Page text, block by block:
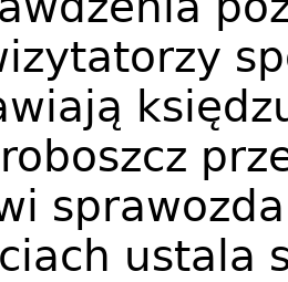
ustala